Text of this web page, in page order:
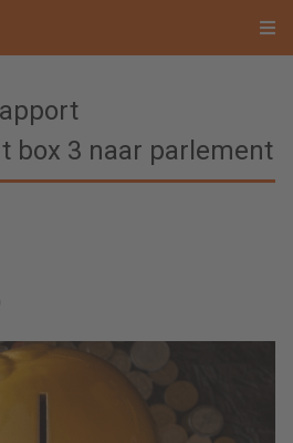
box 3 naar parlement